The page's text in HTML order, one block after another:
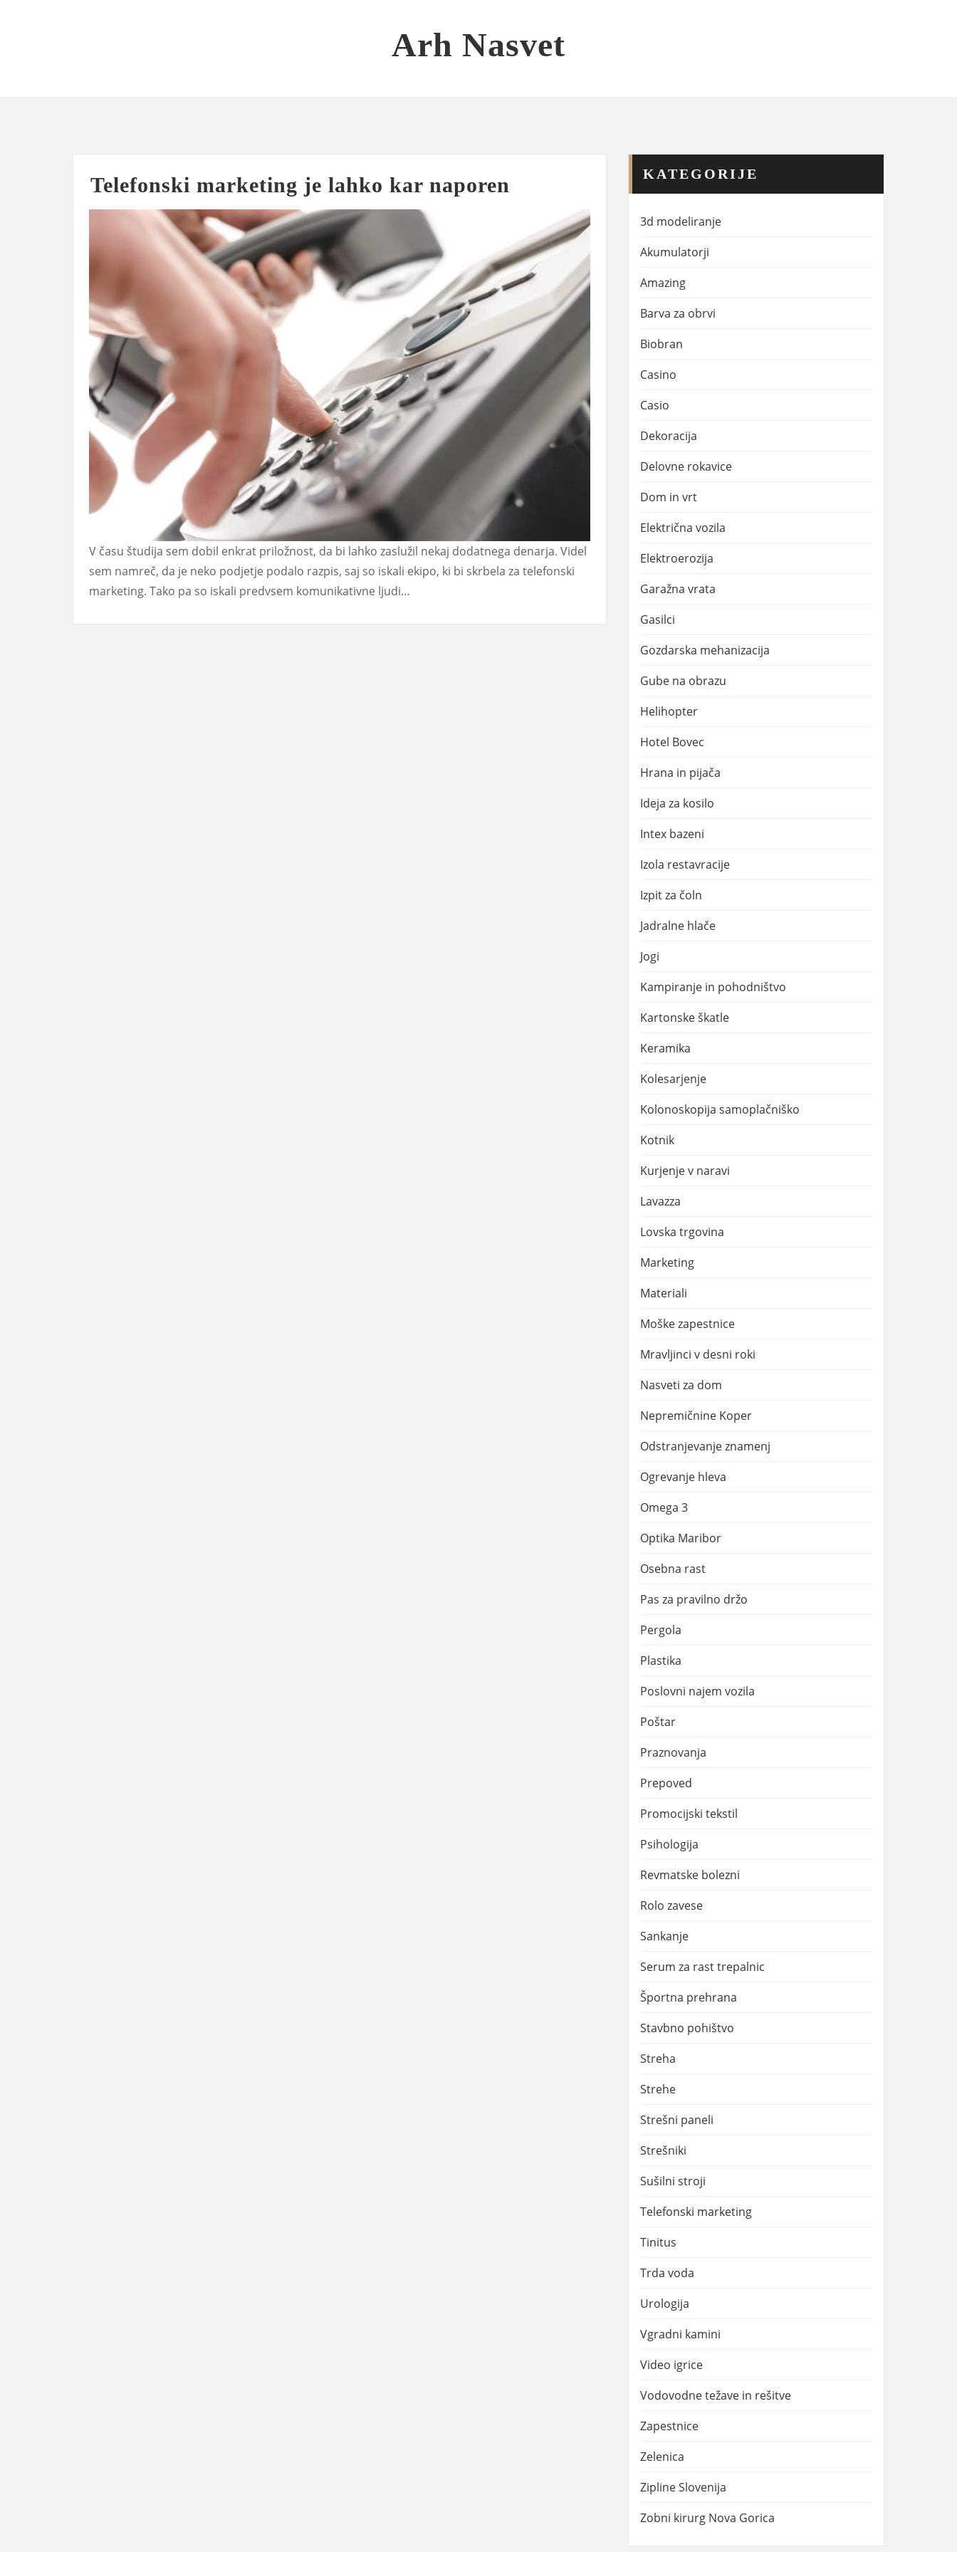
Arh Nasvet
Telefonski marketing je lahko kar naporen
V času študija sem dobil enkrat priložnost, da bi lahko zaslužil nekaj dodatnega denarja. Videl
sem namreč, da je neko podjetje podalo razpis, saj so iskali ekipo, ki bi skrbela za telefonski
marketing. Tako pa so iskali predvsem komunikativne ljudi…
KATEGORIJE
3d modeliranje
Akumulatorji
Amazing
Barva za obrvi
Biobran
Casino
Casio
Dekoracija
Delovne rokavice
Dom in vrt
Električna vozila
Elektroerozija
Garažna vrata
Gasilci
Gozdarska mehanizacija
Gube na obrazu
Helihopter
Hotel Bovec
Hrana in pijača
Ideja za kosilo
Intex bazeni
Izola restavracije
Izpit za čoln
Jadralne hlače
Jogi
Kampiranje in pohodništvo
Kartonske škatle
Keramika
Kolesarjenje
Kolonoskopija samoplačniško
Kotnik
Kurjenje v naravi
Lavazza
Lovska trgovina
Marketing
Materiali
Moške zapestnice
Mravljinci v desni roki
Nasveti za dom
Nepremičnine Koper
Odstranjevanje znamenj
Ogrevanje hleva
Omega 3
Optika Maribor
Osebna rast
Pas za pravilno držo
Pergola
Plastika
Poslovni najem vozila
Poštar
Praznovanja
Prepoved
Promocijski tekstil
Psihologija
Revmatske bolezni
Rolo zavese
Sankanje
Serum za rast trepalnic
Športna prehrana
Stavbno pohištvo
Streha
Strehe
Strešni paneli
Strešniki
Sušilni stroji
Telefonski marketing
Tinitus
Trda voda
Urologija
Vgradni kamini
Video igrice
Vodovodne težave in rešitve
Zapestnice
Zelenica
Zipline Slovenija
Zobni kirurg Nova Gorica